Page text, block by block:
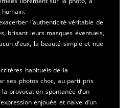
humain.
l’authenticité véritable de
brisant leurs masques éventuels,
d’eux, la beauté simple et nue
habituels de la
ses photos choc, au parti pris
provocation spontanée d’un
enjouée et naïve d’un